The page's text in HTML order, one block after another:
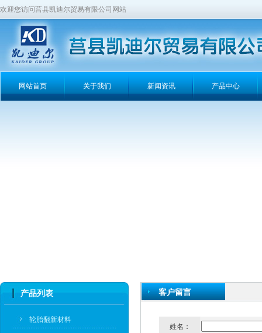
欢迎您访问莒县凯迪尔贸易有限公司网站
网站首页 关于我们 新闻资讯 产品中心
产品列表
轮胎翻新材料
客户留言
姓名：